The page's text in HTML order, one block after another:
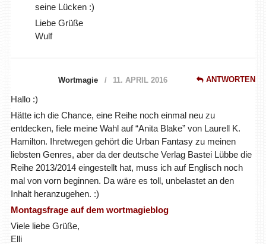
seine Lücken :)
Liebe Grüße
Wulf
Wortmagie 11. APRIL 2016 ANTWORTEN
Hallo :)
Hätte ich die Chance, eine Reihe noch einmal neu zu
entdecken, fiele meine Wahl auf “Anita Blake” von Laurell K.
Hamilton. Ihretwegen gehört die Urban Fantasy zu meinen
liebsten Genres, aber da der deutsche Verlag Bastei Lübbe die
Reihe 2013/2014 eingestellt hat, muss ich auf Englisch noch
mal von vorn beginnen. Da wäre es toll, unbelastet an den
Inhalt heranzugehen. :)
Montagsfrage auf dem wortmagieblog
Viele liebe Grüße,
Elli